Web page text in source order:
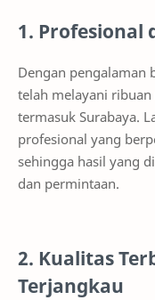
1. Profesional
Dengan pengalaman
telah melayani
termasuk Surabaya.
profesional yang
sehingga hasil yang
dan permintaan.
2. Kualitas
Terjangkau